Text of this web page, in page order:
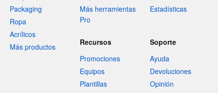
Packaging
Ropa
Acrílicos
Más productos
Más herramientas
Pro
Estadísticas
Recursos
Promociones
Equipos
Plantillas
Soporte
Ayuda
Devoluciones
Opinión